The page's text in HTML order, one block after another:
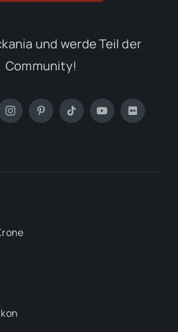
und werde Teil der
Community!